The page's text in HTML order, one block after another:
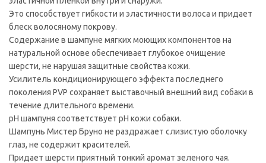
Это способствует гибкости и эластичности волоса и придает
блеск волосяному покрову.
Содержание в шампуне мягких моющих компонентов на
натуральной основе обеспечивает глубокое очищение
шерсти, не нарушая защитные свойства кожи.
Усилитель кондиционирующего эффекта последнего
поколения PVP сохраняет выставочный внешний вид собаки в
течение длительного времени.
pH шампуня соответствует pH кожи собаки.
Шампунь Мистер Бруно не раздражает слизистую оболочку
глаз, не содержит красителей.
Придает шерсти приятный тонкий аромат зеленого чая.